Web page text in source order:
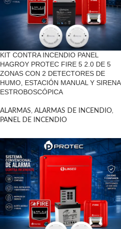
KIT CONTRA INCENDIO PANEL
HAGROY PROTEC FIRE 5 2.0 DE 5
ZONAS CON 2 DETECTORES DE
HUMO, ESTACIÓN MANUAL Y SIRENA
ESTROBOSCÓPICA
ALARMAS, ALARMAS DE INCENDIO,
PANEL DE INCENDIO